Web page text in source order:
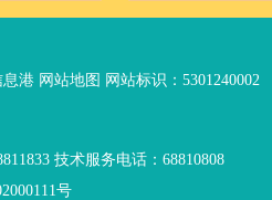
息港 网站地图 网站标识：5301240002
技术服务电话：68810808
号